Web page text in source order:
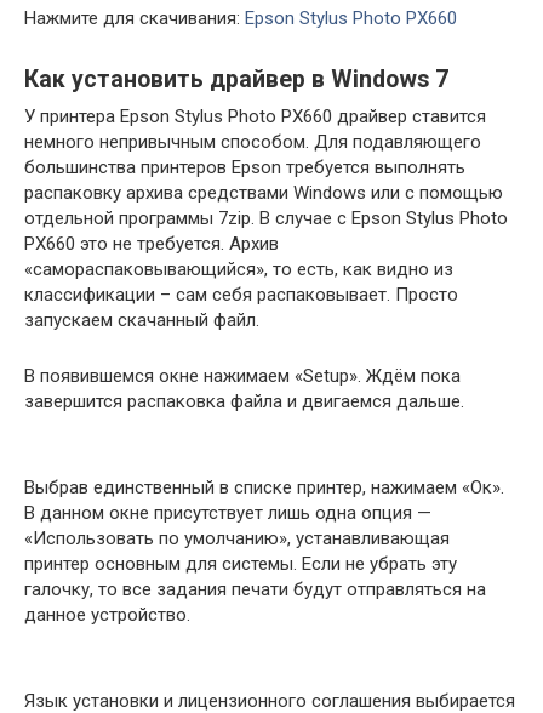
Нажмите для скачивания: Epson Stylus Photo PX660
Как установить драйвер в Windows 7
У принтера Epson Stylus Photo PX660 драйвер ставится
немного непривычным способом. Для подавляющего
большинства принтеров Epson требуется выполнять
распаковку архива средствами Windows или с помощью
отдельной программы 7zip. В случае с Epson Stylus Photo
PX660 это не требуется. Архив
«самораспаковывающийся», то есть, как видно из
классификации – сам себя распаковывает. Просто
запускаем скачанный файл.
В появившемся окне нажимаем «Setup». Ждём пока
завершится распаковка файла и двигаемся дальше.
Выбрав единственный в списке принтер, нажимаем «Ок».
В данном окне присутствует лишь одна опция —
«Использовать по умолчанию», устанавливающая
принтер основным для системы. Если не убрать эту
галочку, то все задания печати будут отправляться на
данное устройство.
Язык установки и лицензионного соглашения выбирается